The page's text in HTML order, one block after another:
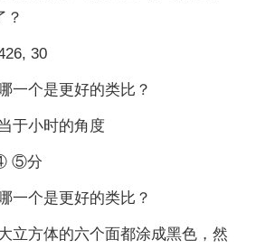
？
30
一个是更好的类比？
于小时的角度
⑤分
一个是更好的类比？
立方体的六个面都涂成黑色，然